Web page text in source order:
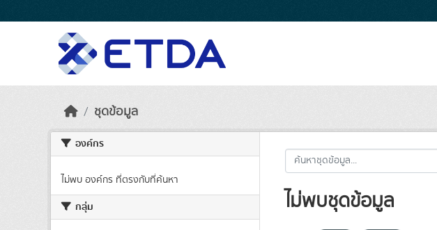
ชุดข้อมูล
องค์กร
ไม่พบ องค์กร ที่ตรงกับที่ค้นหา
กลุ่ม ไม่พบชุดข้อมูล